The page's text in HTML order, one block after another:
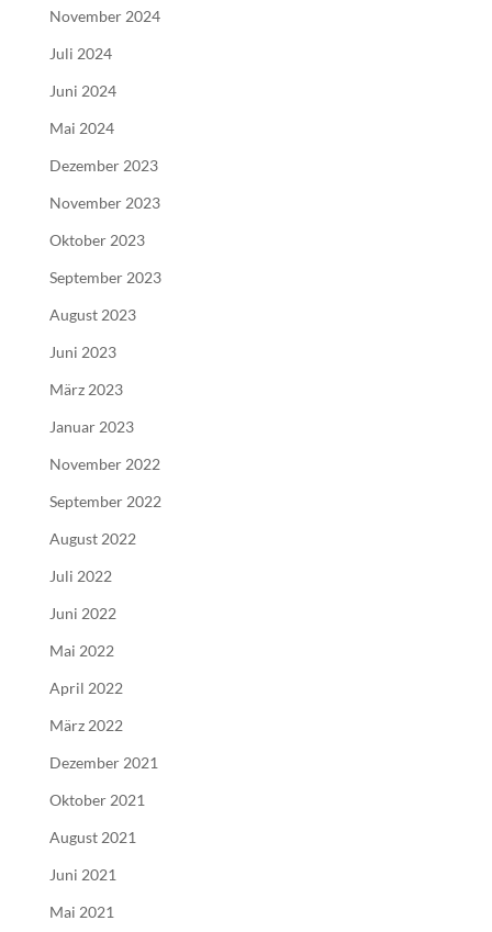
November 2024
Juli 2024
Juni 2024
Mai 2024
Dezember 2023
November 2023
Oktober 2023
September 2023
August 2023
Juni 2023
März 2023
Januar 2023
November 2022
September 2022
August 2022
Juli 2022
Juni 2022
Mai 2022
April 2022
März 2022
Dezember 2021
Oktober 2021
August 2021
Juni 2021
Mai 2021